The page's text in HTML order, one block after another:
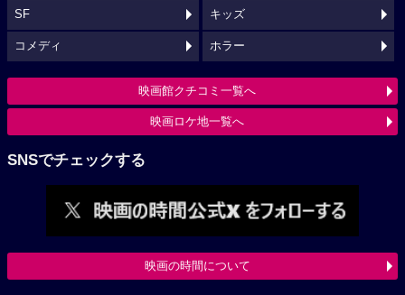
SF キッズ
コメディ ホラー
映画館クチコミ一覧へ
映画ロケ地一覧へ
SNSでチェックする
映画の時間について